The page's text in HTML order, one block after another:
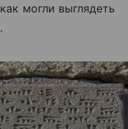
могли выглядеть